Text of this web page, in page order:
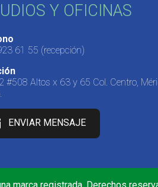
Y OFICINAS
61 55 (recepción)
#508 Altos x 63 y 65 Col. Centro,
ENVIAR MENSAJE
marca registrada. Derechos